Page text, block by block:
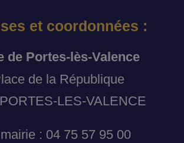
et coordonnées :
de Portes-lès-Valence
de la République
LES-VALENCE
: 04 75 57 95 00